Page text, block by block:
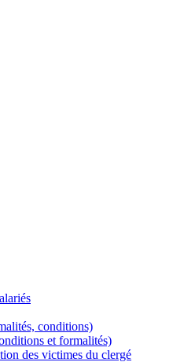
conditions)
et formalités)
des victimes du clergé